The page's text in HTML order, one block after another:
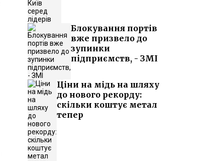
Блокування портів
вже призвело до
зупинки
підприємств, - ЗМІ
Ціни на мідь на шляху
до нового рекорду:
скільки коштує метал
тепер